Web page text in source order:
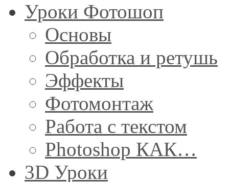
Уроки Фотошоп
Основы
Обработка и ретушь
Эффекты
Фотомонтаж
Работа с текстом
Photoshop КАК…
3D Уроки